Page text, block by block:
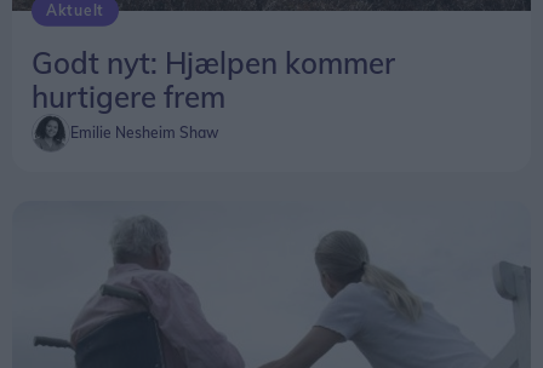
Aktuelt
Godt nyt: Hjælpen kommer
hurtigere frem
Emilie Nesheim Shaw